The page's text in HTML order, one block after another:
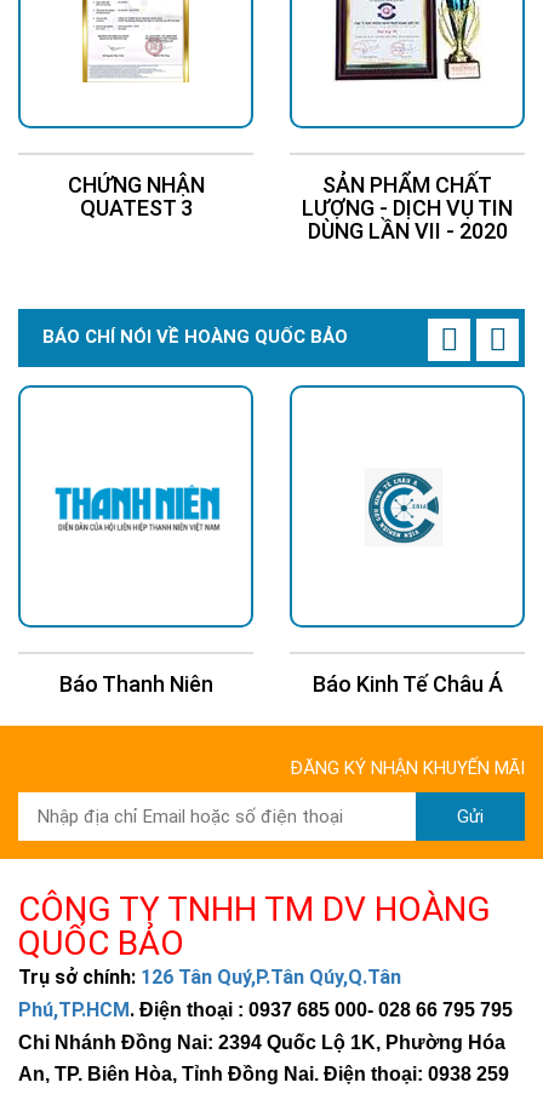
CHỨNG NHẬN
QUATEST 3
SẢN PHẨM CHẤT
LƯỢNG - DỊCH VỤ TIN
DÙNG LẦN VII - 2020
BÁO CHÍ NÓI VỀ HOÀNG QUỐC BẢO
Báo Kinh Tế Châu Á Báo 24H
ĐĂNG KÝ NHẬN KHUYẾN MÃI
Gửi
CÔNG TY TNHH TM DV HOÀNG
QUỐC BẢO
Trụ sở chính: 126 Tân Quý,P.Tân Qúy,Q.Tân
Phú,TP.HCM . Điện thoại : 0937 685 000- 028 66 795 795
Chi Nhánh Đồng Nai: 2394 Quốc Lộ 1K, Phường Hóa
An, TP. Biên Hòa, Tỉnh Đồng Nai. Điện thoại: 0938 259